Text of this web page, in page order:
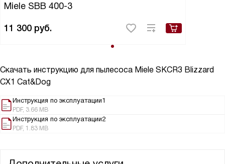
Miele SBB 400-3
11 300 руб.
Скачать инструкцию для пылесоса Miele SKCR3 Blizzard
CX1 Cat&Dog
Инструкция по эксплуатации1
PDF, 3.66 MB
Инструкция по эксплуатации2
PDF, 1.83 MB